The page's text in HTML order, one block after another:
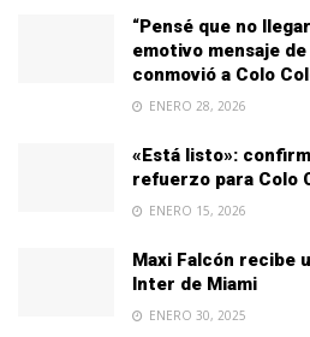
“Pensé que no
emotivo mensaje
conmovió a Colo
ENERO 28, 2026
«Está listo»:
refuerzo para Colo
ENERO 15, 2026
Maxi Falcón recibe
Inter de Miami
ENERO 30, 2025